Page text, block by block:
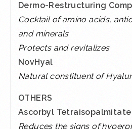
Dermo-Restructuring
Cocktail of amino acids,
and minerals
Protects and revitalizes
NovHyal
Natural constituent of
OTHERS
Ascorbyl Tetraisopalmitate
Reduces the signs of